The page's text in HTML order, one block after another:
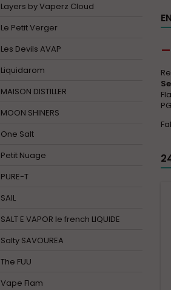
Layers by Vaperz Cloud
Le Petit Verger
Les Devils AVAP
Liquidarom
MAISON DISTILLER
MOON SHINERS
One Salt
Petit Nuage
PURE-T
SAIL
SALT E VAPOR le french LIQUIDE
Salty SAVOUREA
The FUU
Vape Flam